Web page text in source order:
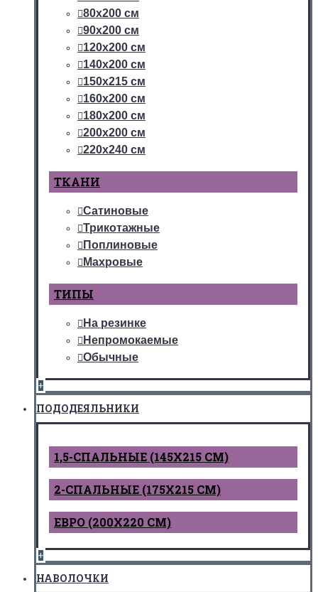
80х200 см
90х200 см
120х200 см
140х200 см
150х215 см
160х200 см
180х200 см
200х200 см
220х240 см
ТКАНИ
Сатиновые
Трикотажные
Поплиновые
Махровые
ТИПЫ
На резинке
Непромокаемые
Обычные
+
ПОДОДЕЯЛЬНИКИ
1,5-СПАЛЬНЫЕ (145Х215 СМ)
2-СПАЛЬНЫЕ (175Х215 СМ)
ЕВРО (200Х220 СМ)
+
НАВОЛОЧКИ